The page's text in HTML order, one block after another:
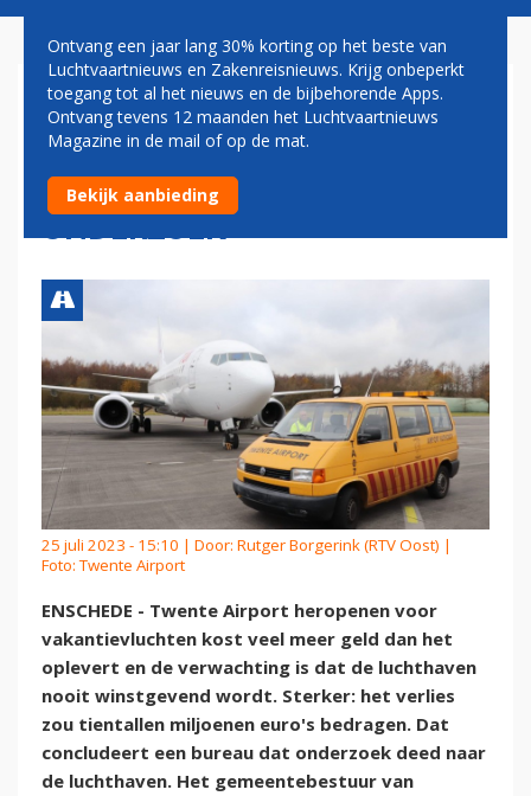
VAKANTIEVLUCHTEN VANAF
TWENTE AIRPORT VAN DE
BAAN NA KRITISCH
ONDERZOEK
25 juli 2023 - 15:10 | Door: Rutger Borgerink (RTV Oost) |
Foto: Twente Airport
ENSCHEDE - Twente Airport heropenen voor
vakantievluchten kost veel meer geld dan het
oplevert en de verwachting is dat de luchthaven
nooit winstgevend wordt. Sterker: het verlies
zou tientallen miljoenen euro's bedragen. Dat
concludeert een bureau dat onderzoek deed naar
de luchthaven. Het gemeentebestuur van
Ontvang een jaar lang 30% korting op het beste van
Luchtvaartnieuws en Zakenreisnieuws. Krijg onbeperkt
toegang tot al het nieuws en de bijbehorende Apps.
Ontvang tevens 12 maanden het Luchtvaartnieuws
Magazine in de mail of op de mat.
Bekijk aanbieding